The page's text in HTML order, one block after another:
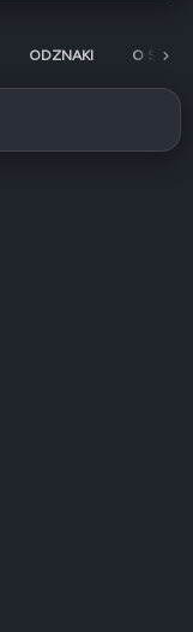
ODZNAKI O SOBIE